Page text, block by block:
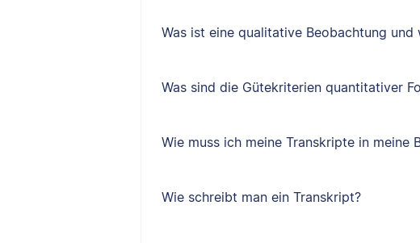
Was ist eine qualitative Beobachtung
Was sind die Gütekriterien quantitativer
Wie muss ich meine Transkripte in meine
Wie schreibt man ein Transkript?